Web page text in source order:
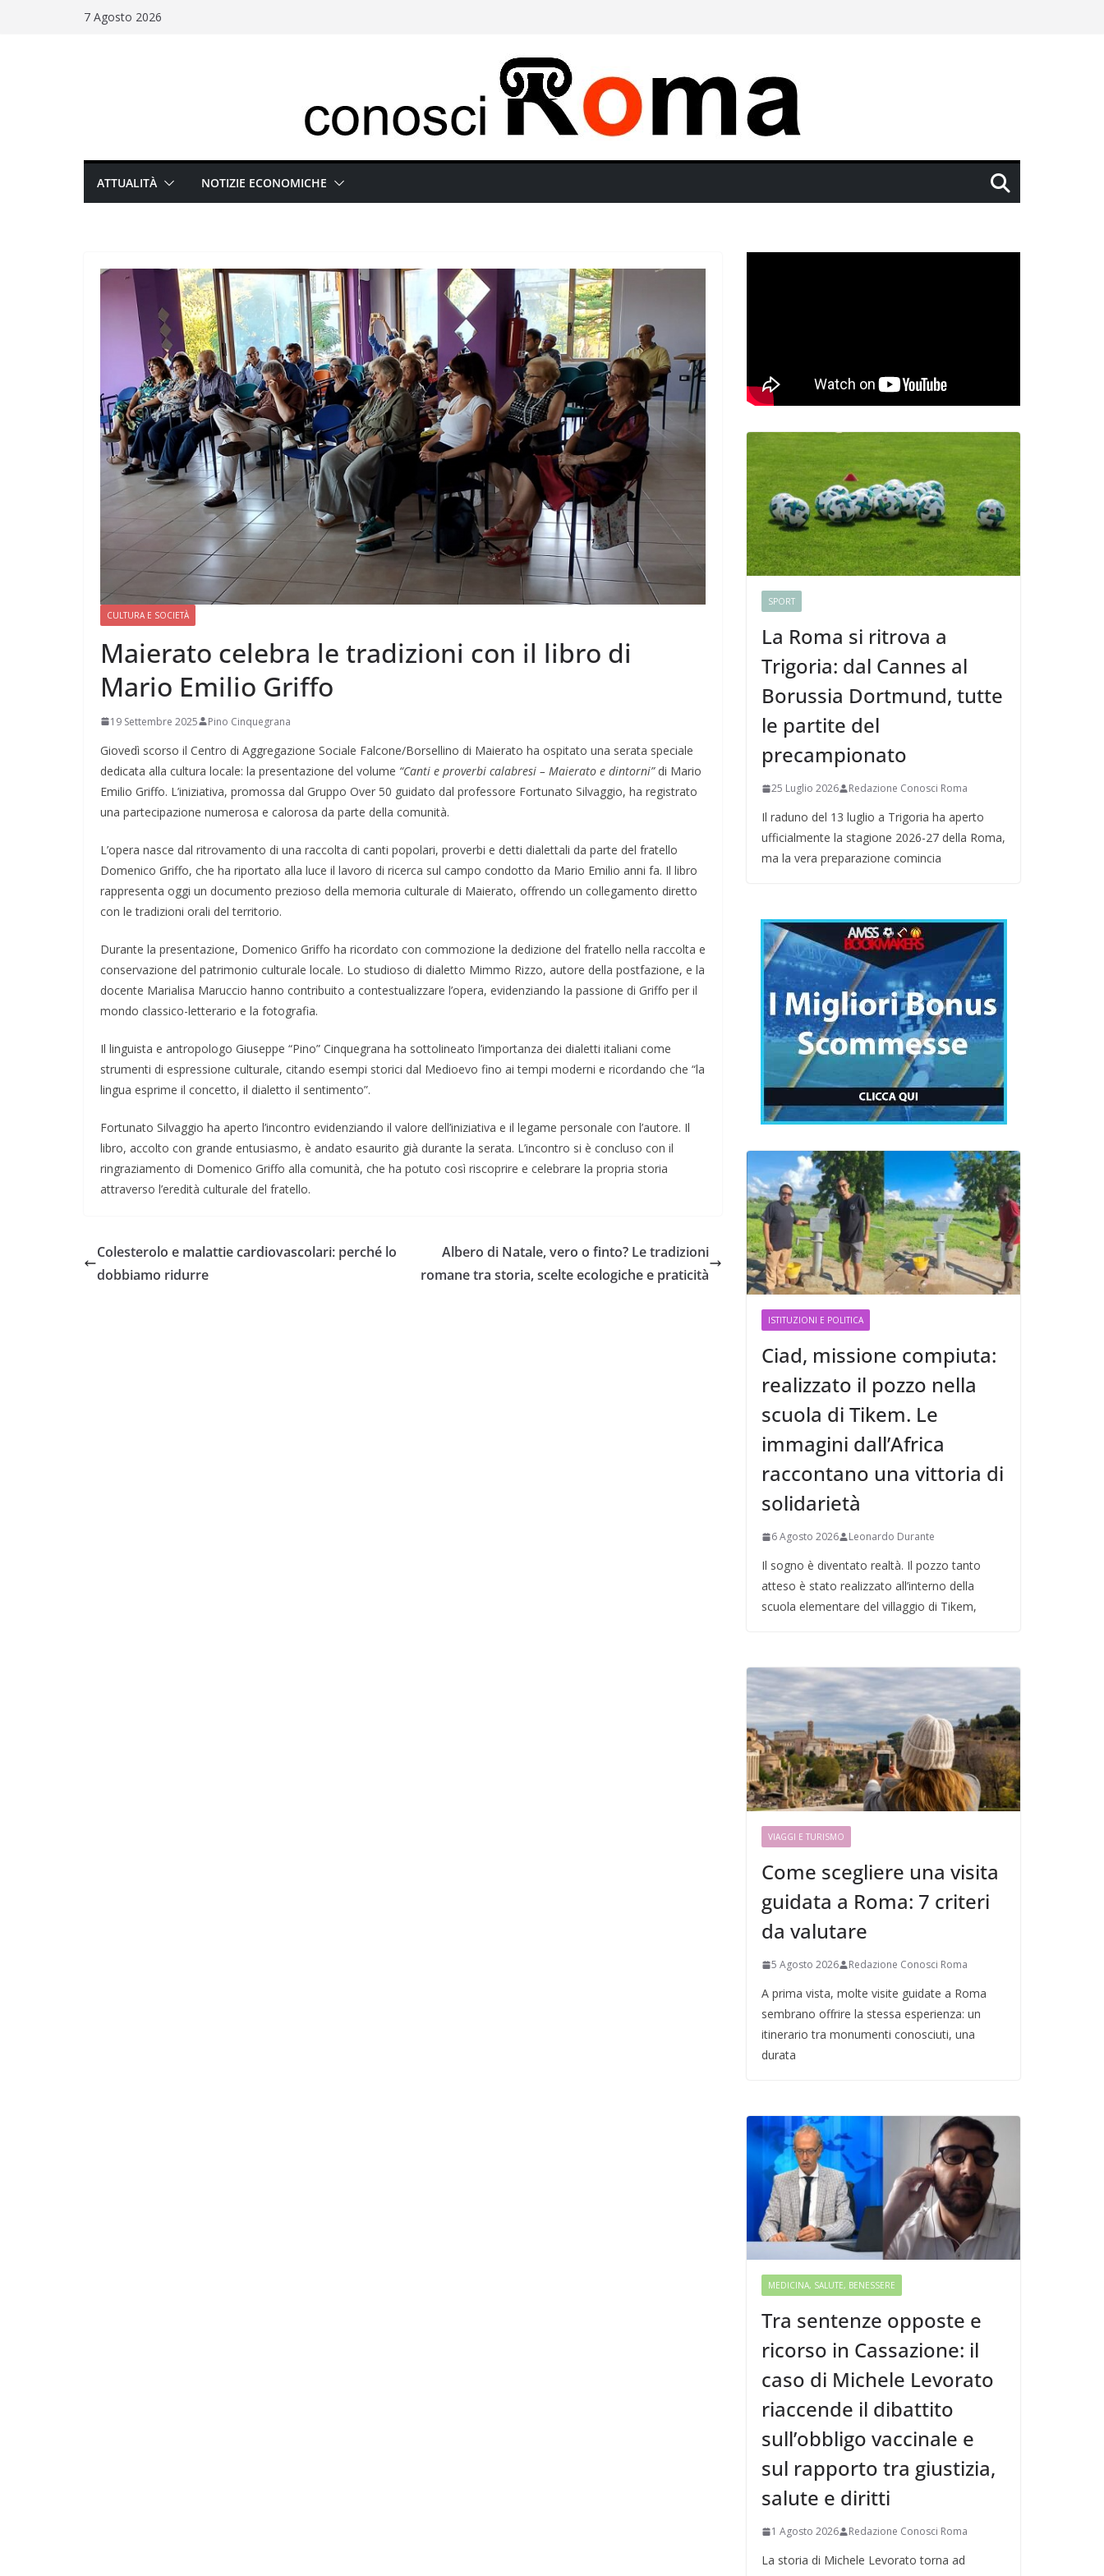
7 Agosto 2026
ATTUALITÀ NOTIZIE ECONOMICHE
CULTURA E SOCIETÀ
Maierato celebra le tradizioni con il libro di
Mario Emilio Griffo
19 Settembre 2025 Pino Cinquegrana
Giovedì scorso il Centro di Aggregazione Sociale Falcone/Borsellino di Maierato ha ospitato una serata speciale
dedicata alla cultura locale: la presentazione del volume “Canti e proverbi calabresi – Maierato e dintorni”di Mario
Emilio Griffo. L’iniziativa, promossa dal Gruppo Over 50 guidato dal professore Fortunato Silvaggio, ha registrato
una partecipazione numerosa e calorosa da parte della comunità.
L’opera nasce dal ritrovamento di una raccolta di canti popolari, proverbi e detti dialettali da parte del fratello
Domenico Griffo, che ha riportato alla luce il lavoro di ricerca sul campo condotto da Mario Emilio anni fa. Il libro
rappresenta oggi un documento prezioso della memoria culturale di Maierato, offrendo un collegamento diretto
con le tradizioni orali del territorio.
Durante la presentazione, Domenico Griffo ha ricordato con commozione la dedizione del fratello nella raccolta e
conservazione del patrimonio culturale locale. Lo studioso di dialetto Mimmo Rizzo, autore della postfazione, e la
docente Marialisa Maruccio hanno contribuito a contestualizzare l’opera, evidenziando la passione di Griffo per il
mondo classico-letterario e la fotografia.
Il linguista e antropologo Giuseppe “Pino” Cinquegrana ha sottolineato l’importanza dei dialetti italiani come
strumenti di espressione culturale, citando esempi storici dal Medioevo fino ai tempi moderni e ricordando che “la
lingua esprime il concetto, il dialetto il sentimento”.
Fortunato Silvaggio ha aperto l’incontro evidenziando il valore dell’iniziativa e il legame personale con l’autore. Il
libro, accolto con grande entusiasmo, è andato esaurito già durante la serata. L’incontro si è concluso con il
ringraziamento di Domenico Griffo alla comunità, che ha potuto così riscoprire e celebrare la propria storia
attraverso l’eredità culturale del fratello.
Colesterolo e malattie cardiovascolari: perché lo
dobbiamo ridurre
Albero di Natale, vero o finto? Le tradizioni
romane tra storia, scelte ecologiche e praticità
SPORT
La Roma si ritrova a
Trigoria: dal Cannes al
Borussia Dortmund, tutte
le partite del
precampionato
25 Luglio 2026 Redazione Conosci Roma
Il raduno del 13 luglio a Trigoria ha aperto
ufficialmente la stagione 2026-27 della Roma,
ma la vera preparazione comincia
ISTITUZIONI E POLITICA
Ciad, missione compiuta:
realizzato il pozzo nella
scuola di Tikem. Le
immagini dall’Africa
raccontano una vittoria di
solidarietà
6 Agosto 2026 Leonardo Durante
Il sogno è diventato realtà. Il pozzo tanto
atteso è stato realizzato all’interno della
scuola elementare del villaggio di Tikem,
VIAGGI E TURISMO
Come scegliere una visita
guidata a Roma: 7 criteri
da valutare
5 Agosto 2026 Redazione Conosci Roma
A prima vista, molte visite guidate a Roma
sembrano offrire la stessa esperienza: un
itinerario tra monumenti conosciuti, una
durata
MEDICINA, SALUTE, BENESSERE
Tra sentenze opposte e
ricorso in Cassazione: il
caso di Michele Levorato
riaccende il dibattito
sull’obbligo vaccinale e
sul rapporto tra giustizia,
salute e diritti
1 Agosto 2026 Redazione Conosci Roma
La storia di Michele Levorato torna ad